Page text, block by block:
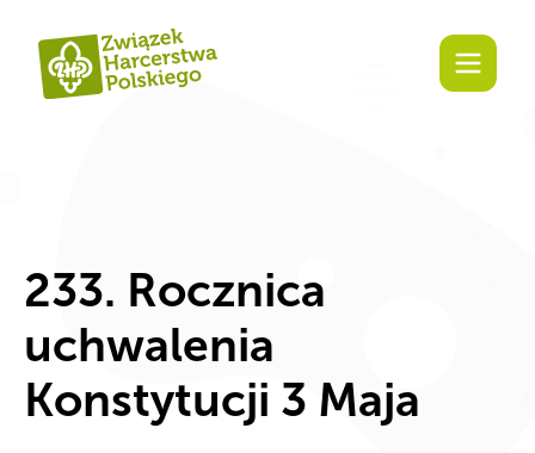
233. Rocznica
uchwalenia
Konstytucji 3 Maja